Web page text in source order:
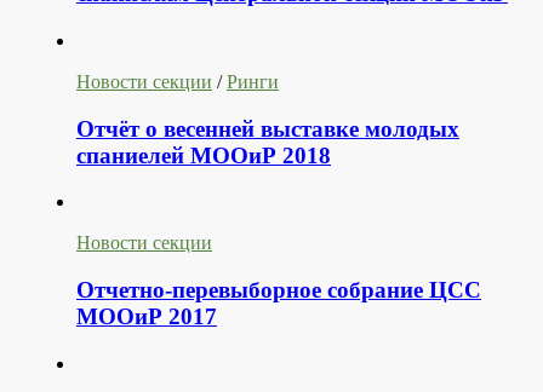
Новости секции /Ринги
Отчёт о весенней выставке молодых
спаниелей МООиР 2018
Новости секции
Отчетно-перевыборное собрание ЦСС
МООиР 2017